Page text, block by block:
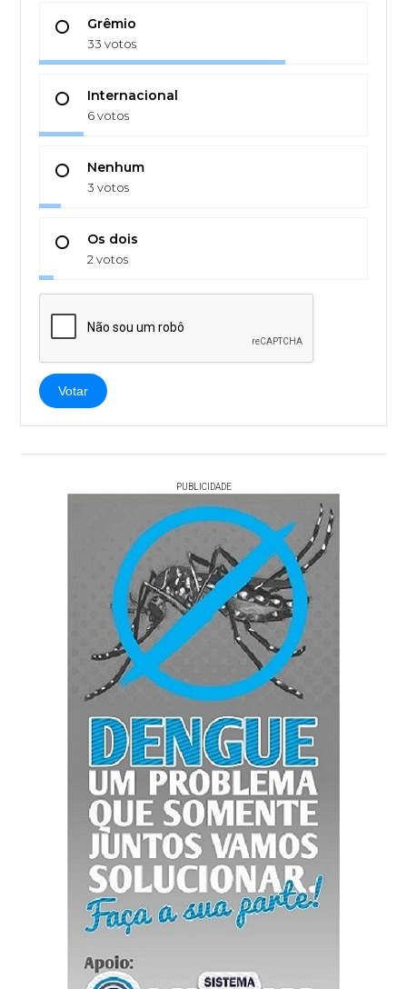
Grêmio
33 votos
Internacional
6 votos
Nenhum
3 votos
Os dois
2 votos
Votar
PUBLICIDADE